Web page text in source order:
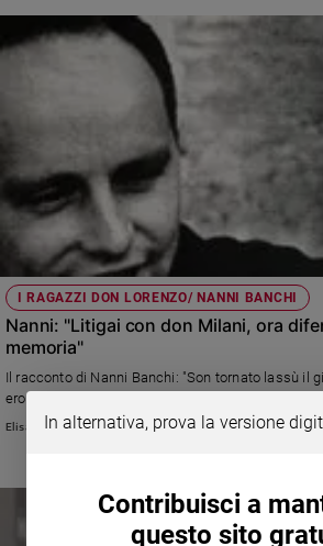
I RAGAZZI DON LORENZO/ NANNI BANCHI
Nanni: "Litigai con don Milani, ora
memoria"
Il racconto di Nanni Banchi: "Son tornato lassù il
ero comportato da bullo con lui".
Elisa ChiariIn alternativa, prova la versione
Contribuisci a
questo sito